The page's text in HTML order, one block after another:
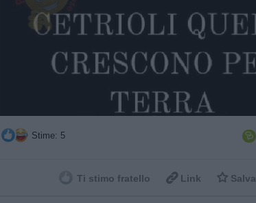
Stime: 5 
Ti stimo fratello  Link  Salva